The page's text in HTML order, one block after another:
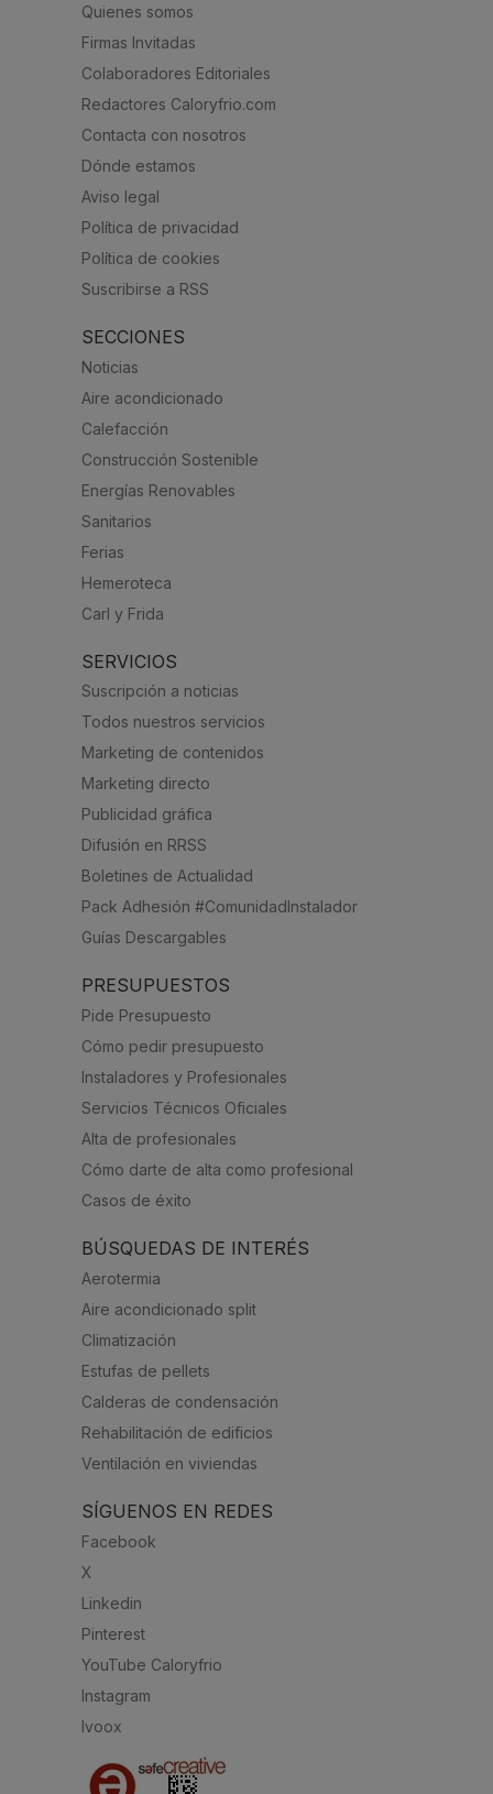
Quienes somos
Firmas Invitadas
Colaboradores Editoriales
Redactores Caloryfrio.com
Contacta con nosotros
Dónde estamos
Aviso legal
Política de privacidad
Política de cookies
Suscribirse a RSS
SECCIONES
Noticias
Aire acondicionado
Calefacción
Construcción Sostenible
Energías Renovables
Sanitarios
Ferias
Hemeroteca
Carl y Frida
SERVICIOS
Suscripción a noticias
Todos nuestros servicios
Marketing de contenidos
Marketing directo
Publicidad gráfica
Difusión en RRSS
Boletines de Actualidad
Pack Adhesión #ComunidadInstalador
Guías Descargables
PRESUPUESTOS
Pide Presupuesto
Cómo pedir presupuesto
Instaladores y Profesionales
Servicios Técnicos Oficiales
Alta de profesionales
Cómo darte de alta como profesional
Casos de éxito
BÚSQUEDAS DE INTERÉS
Aerotermia
Aire acondicionado split
Climatización
Estufas de pellets
Calderas de condensación
Rehabilitación de edificios
Ventilación en viviendas
SÍGUENOS EN REDES
Facebook
X
Linkedin
Pinterest
YouTube Caloryfrio
Instagram
Ivoox